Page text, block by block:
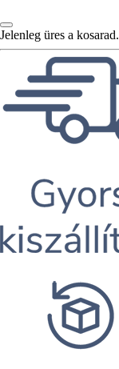
Jelenleg üres a kosarad.